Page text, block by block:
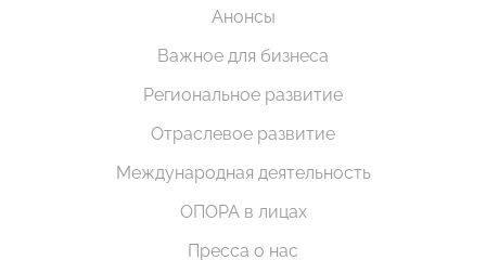
Анонсы
Важное для бизнеса
Региональное развитие
Отраслевое развитие
Международная деятельность
ОПОРА в лицах
Пресса о нас